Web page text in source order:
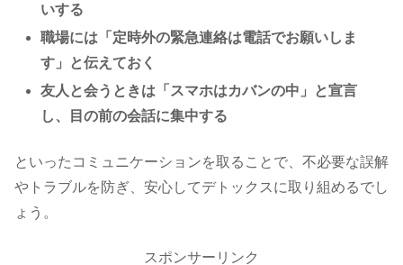
いする
職場には「定時外の緊急連絡は電話でお願いしま
す」と伝えておく
友人と会うときは「スマホはカバンの中」と宣言
し、目の前の会話に集中する
といったコミュニケーションを取ることで、不必要な誤解
やトラブルを防ぎ、安心してデトックスに取り組めるでし
ょう。
スポンサーリンク